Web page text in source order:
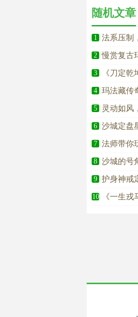
随机文章
1 法系压制
2 慢赏复古
3 《刀定
4 玛法藏传
5 灵动如风
6 沙城定盘
7 法师带你
8 沙城的号
9 护身神戒
10 《一生